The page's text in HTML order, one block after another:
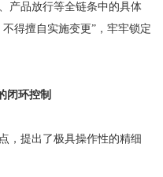
产品放行等全链条中的具体
得擅自实施变更”，牢牢锁定
闭环控制
提出了极具操作性的精细